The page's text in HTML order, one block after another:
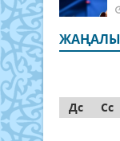
Дс
Сс